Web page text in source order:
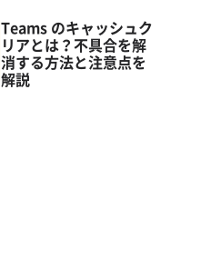
Teams のキャッシュク
リアとは？不具合を解
消する方法と注意点を
解説